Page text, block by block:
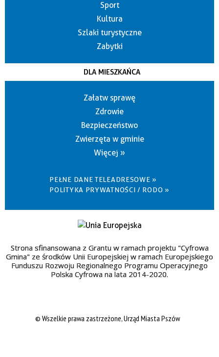
Sport
Kultura
Szlaki turystyczne
Zabytki
DLA MIESZKAŃCA
Załatw sprawę
Zdrowie
Bezpieczeństwo
Zwierzęta w gminie
Więcej »
PEŁNE DANE TELEADRESOWE »
POLITYKA PRYWATNOŚCI / RODO »
Strona sfinansowana z Grantu w ramach projektu "Cyfrowa
Gmina" ze środków Unii Europejskiej w ramach Europejskiego
Funduszu Rozwoju Regionalnego Programu Operacyjnego
Polska Cyfrowa na lata 2014-2020.
© Wszelkie prawa zastrzeżone, Urząd Miasta Pszów